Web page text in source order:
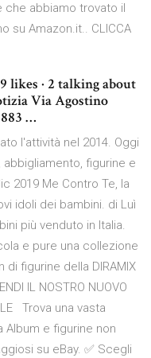
abbiamo trovato il
su Amazon.it.. CLICCA
likes · 2 talking about
Via Agostino
…
l'attività nel 2014. Oggi
figurine e
2019 Me Contro Te, la
idoli dei bambini. di Luì
più venduto in Italia.
e pure una collezione
figurine della DIRAMIX
IL NOSTRO NUOVO
Trova una vasta
Album e figurine non
su eBay. ✅ Scegli